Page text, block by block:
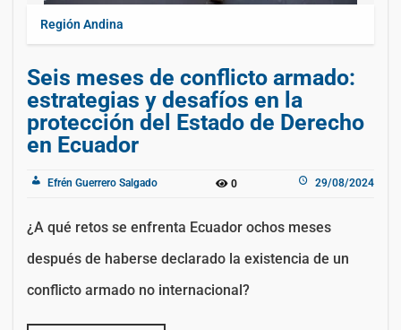
Región Andina
Seis meses de conflicto armado:
estrategias y desafíos en la
protección del Estado de Derecho
en Ecuador
Efrén Guerrero Salgado 0 29/08/2024
¿A qué retos se enfrenta Ecuador ochos meses
después de haberse declarado la existencia de un
conflicto armado no internacional?